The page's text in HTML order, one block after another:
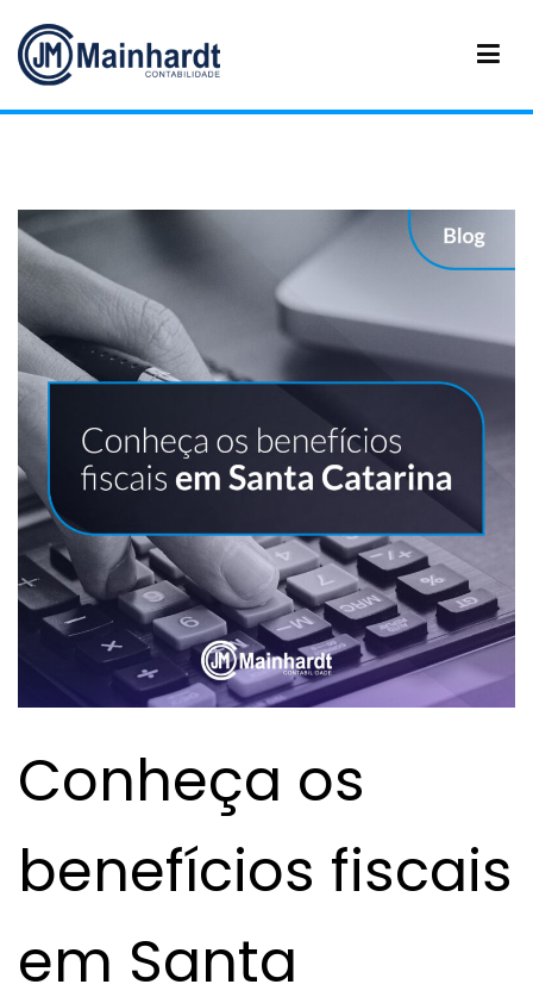
Mainhardt Contabilidade
Conheça os
benefícios fiscais
em Santa